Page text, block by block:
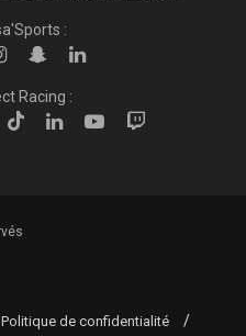
:
Racing :
Politique de confidentialité